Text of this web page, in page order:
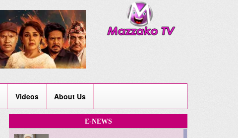
Videos About Us
E-NEWS